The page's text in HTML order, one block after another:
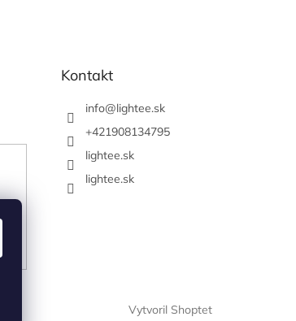
Kontakt
info@lightee.sk
+421908134795
lightee.sk
lightee.sk
Vytvoril Shoptet